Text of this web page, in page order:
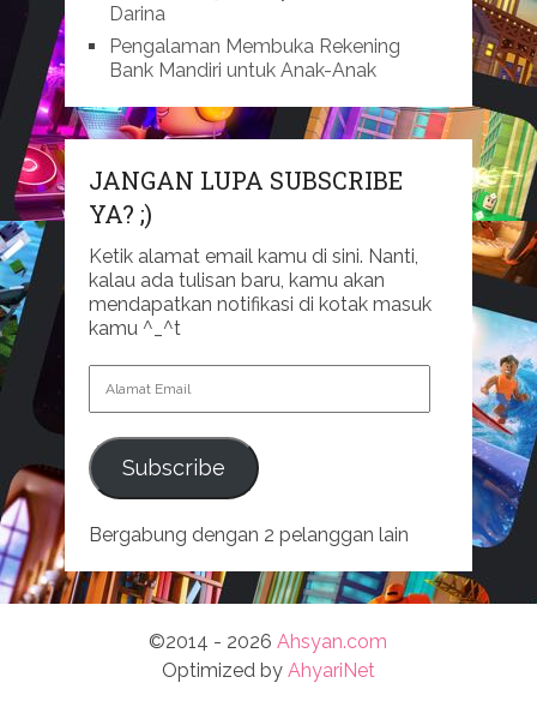
Darina
Pengalaman Membuka Rekening
Bank Mandiri untuk Anak-Anak
JANGAN LUPA SUBSCRIBE
YA? ;)
Ketik alamat email kamu di sini. Nanti,
kalau ada tulisan baru, kamu akan
mendapatkan notifikasi di kotak masuk
kamu ^_^t
Email
Subscribe
Bergabung dengan 2 pelanggan lain
©2014 - 2026Ahsyan.com
Optimized by AhyariNet